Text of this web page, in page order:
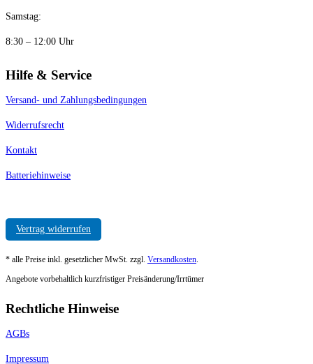
Samstag:
8:30 – 12:00 Uhr
Hilfe & Service
Versand- und Zahlungsbedingungen
Widerrufsrecht
Kontakt
Batteriehinweise
Vertrag widerrufen
* alle Preise inkl. gesetzlicher MwSt. zzgl. Versandkosten
Angebote vorbehaltlich kurzfristiger Preisänderung/Irrtümer
Rechtliche Hinweise
AGBs
Impressum